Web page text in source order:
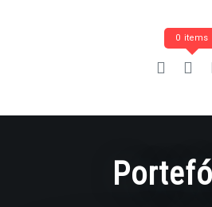
0 items